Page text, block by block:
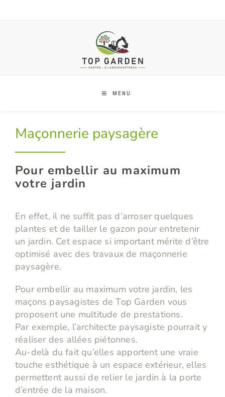
MENU
Maçonnerie paysagère
Pour embellir au maximum
votre jardin
En effet, il ne suffit pas d’arroser quelques
plantes et de tailler le gazon pour entretenir
un jardin. Cet espace si important mérite d’être
optimisé avec des travaux de maçonnerie
paysagère.
Pour embellir au maximum votre jardin, les
maçons paysagistes de Top Garden vous
proposent une multitude de prestations.
Par exemple, l’architecte paysagiste pourrait y
réaliser des allées piétonnes.
Au-delà du fait qu’elles apportent une vraie
touche esthétique à un espace extérieur, elles
permettent aussi de relier le jardin à la porte
d’entrée de la maison.